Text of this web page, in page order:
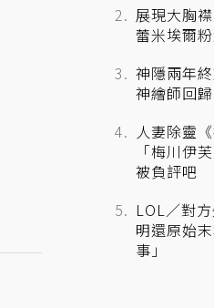
展現大胸
蕾米埃爾
神隱兩年
神繪師回
人妻除靈
「梅川伊
被負評吧
LOL／對
明還原始
事」